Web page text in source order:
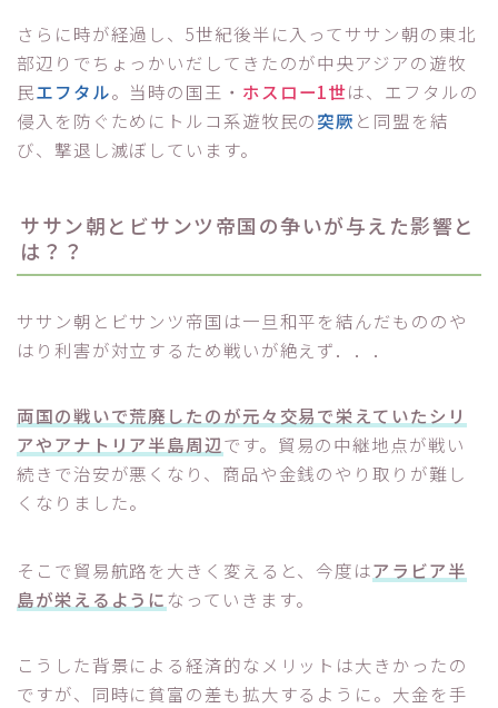
さらに時が経過し、5世紀後半に入ってササン朝の東北
部辺りでちょっかいだしてきたのが中央アジアの遊牧
民エフタル。当時の国王・ ホスロー1世は、エフタルの
侵入を防ぐためにトルコ系遊牧民の突厥 と同盟を結
び、撃退し滅ぼしています。
ササン朝とビサンツ帝国の争いが与えた影響と
は？？
ササン朝とビサンツ帝国は一旦和平を結んだもののや
はり利害が対立するため戦いが絶えず．．．
両国の戦いで荒廃したのが元々交易で栄えていたシリ
アやアナトリア半島周辺です。貿易の中継地点が戦い
続きで治安が悪くなり、商品や金銭のやり取りが難し
くなりました。
そこで貿易航路を大きく変えると、今度はアラビア半
島が栄えるようになっていきます。
こうした背景による経済的なメリットは大きかったの
ですが、同時に貧富の差も拡大するように。大金を手